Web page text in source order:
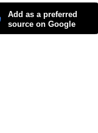
Add as a preferred
source on Google